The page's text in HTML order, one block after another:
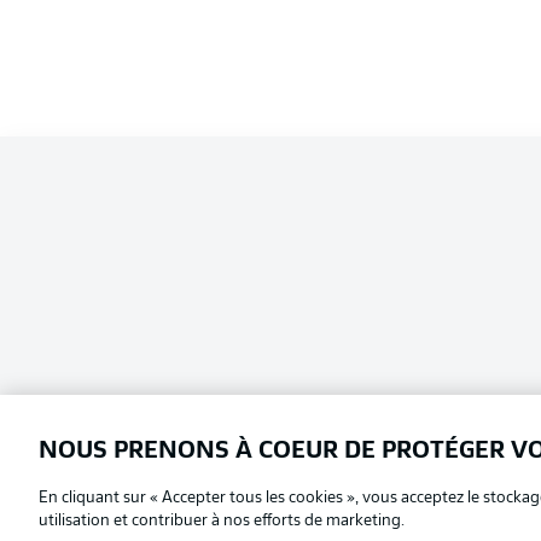
Choisissez votre langue
Français
Football as it's meant to be
NOUS PRENONS À COEUR DE PROTÉGER
En cliquant sur « Accepter tous les cookies », vous acceptez le
utilisation et contribuer à nos efforts de marketing.